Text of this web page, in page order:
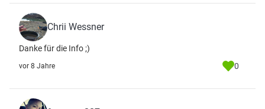
Chrii Wessner
Danke für die Info ;)
vor 8 Jahre 0